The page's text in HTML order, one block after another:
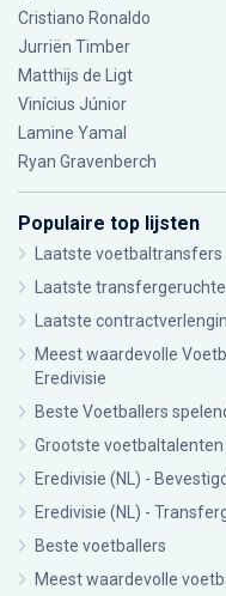
Cristiano Ronaldo
Jurriën Timber
Matthijs de Ligt
Vinícius Júnior
Lamine Yamal
Ryan Gravenberch
Populaire top lijsten
Laatste voetbaltransfers
Laatste
Laatste
Meest waardevolle
Eredivisie
Beste Voetballers
Grootste voetbaltalenten
Eredivisie (NL) -
Eredivisie (NL) -
Beste voetballers
Meest waardevolle